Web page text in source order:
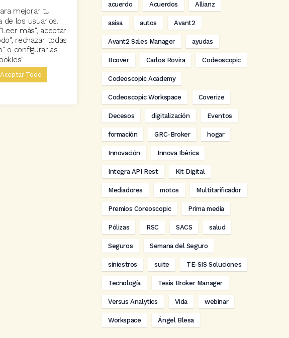
acuerdo Acuerdos Allianz
asisa autos Avant2
Avant2 Sales Manager ayudas
Bcover Carlos Rovira Codeoscopic
Codeoscopic Academy
Codeoscopic Workspace Coverize
Decesos digitalización Eventos
formación GRC-Broker hogar
Innovación Innova Ibérica
Integra API Rest Kit Digital
Mediadores motos Multitarificador
Premios Coreoscopic Prima media
Pólizas RSC SACS salud
Seguros Semana del Seguro
siniestros suite TE-SIS Soluciones
Tecnología Tesis Broker Manager
Versus Analytics Vida webinar
Workspace Ángel Blesa
mejorar tu
de los usuarios.
más", aceptar
rechazar todas
o configurarlas
Aceptar Todo